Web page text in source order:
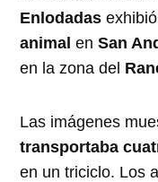
Enlodadas
animal enSan
en la zona del
Las imágenes
transportaba
en un triciclo. Los